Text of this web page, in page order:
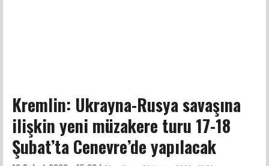
Kremlin: Ukrayna-Rusya savaşına
ilişkin yeni müzakere turu 17-18
Şubat’ta Cenevre’de yapılacak